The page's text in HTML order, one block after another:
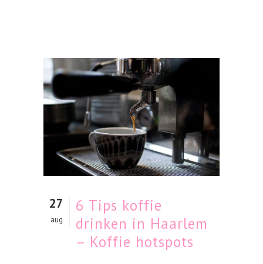
27
aug
6 Tips koffie
drinken in Haarlem
– Koffie hotspots